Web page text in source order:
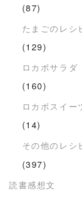
(87)
たまごのレシ
(129)
ロカボサラダ
(160)
ロカボスイー
(14)
その他のレシ
(397)
読書感想文